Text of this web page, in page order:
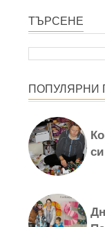
ТЪРСЕНЕ
ПОПУЛЯРНИ